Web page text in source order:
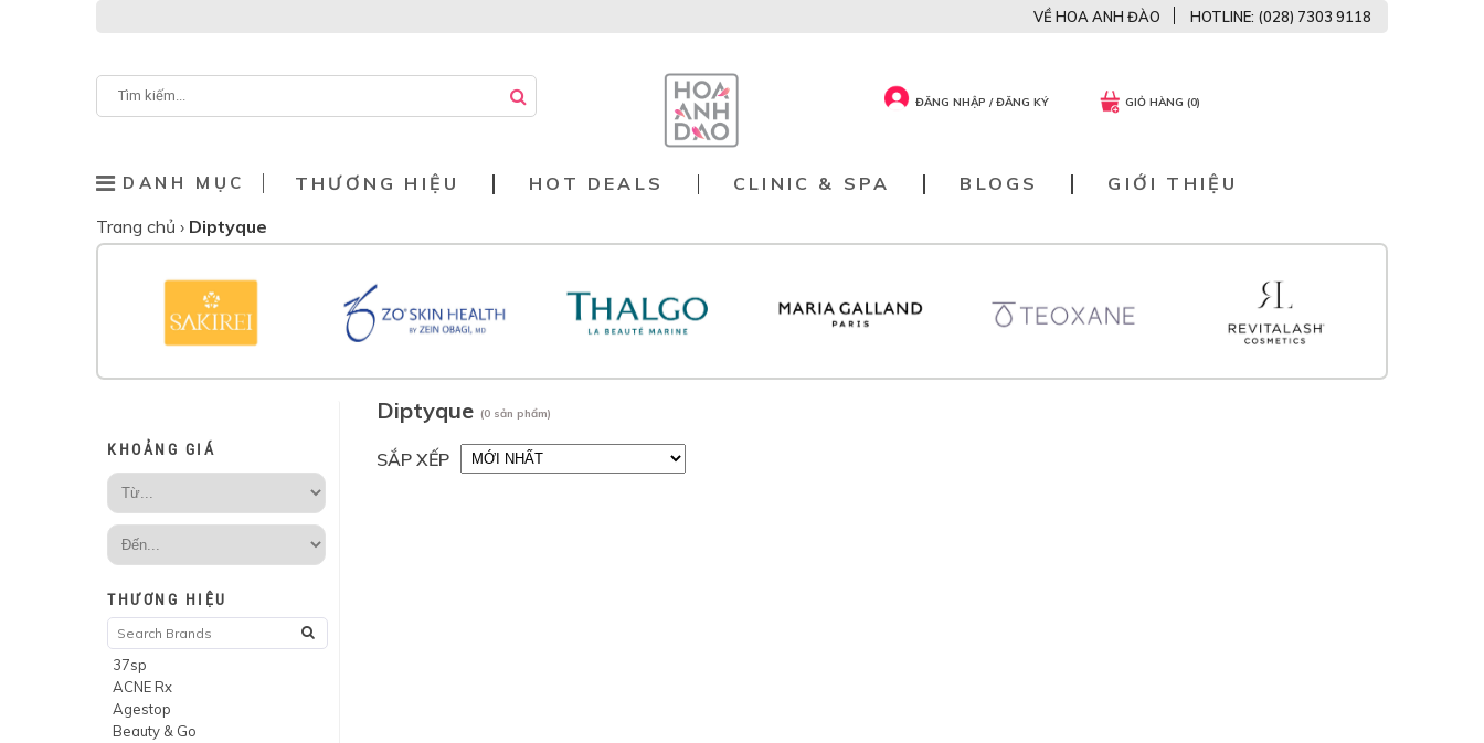
ĐĂNG NHẬP / ĐĂNG KÝ GIỎ HÀNG (0)
VỀ HOA ANH ĐÀO HOTLINE: (028) 7303 9118
DANH MỤC THƯƠNG HIỆU HOT DEALS CLINIC & SPA BLOGS
GIỚI THIỆU
Trang chủ › Diptyque
Diptyque (0 sản phẩm)
SẮP XẾP
KHOẢNG GIÁ
THƯƠNG HIỆU
37sp
ACNE Rx
Agestop
Beauty & Go